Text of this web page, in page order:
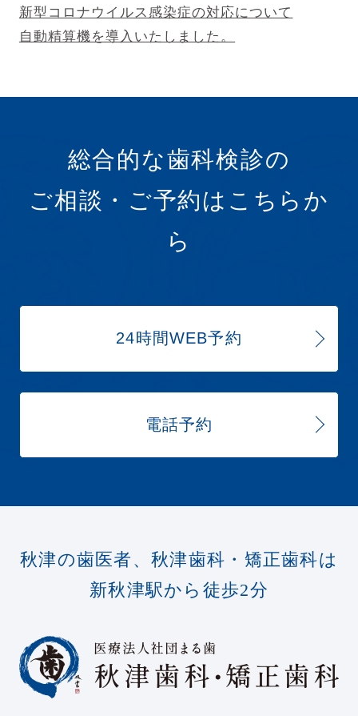
の
の
新型コロナウイルス感染症の対応について
自動精算機を導入いたしました。
総合的な歯科検診の
ご相談・ご予約はこちらか
ら
24時間WEB予約
電話予約
秋津の歯医者、秋津歯科・矯正歯科は
新秋津駅から徒歩2分